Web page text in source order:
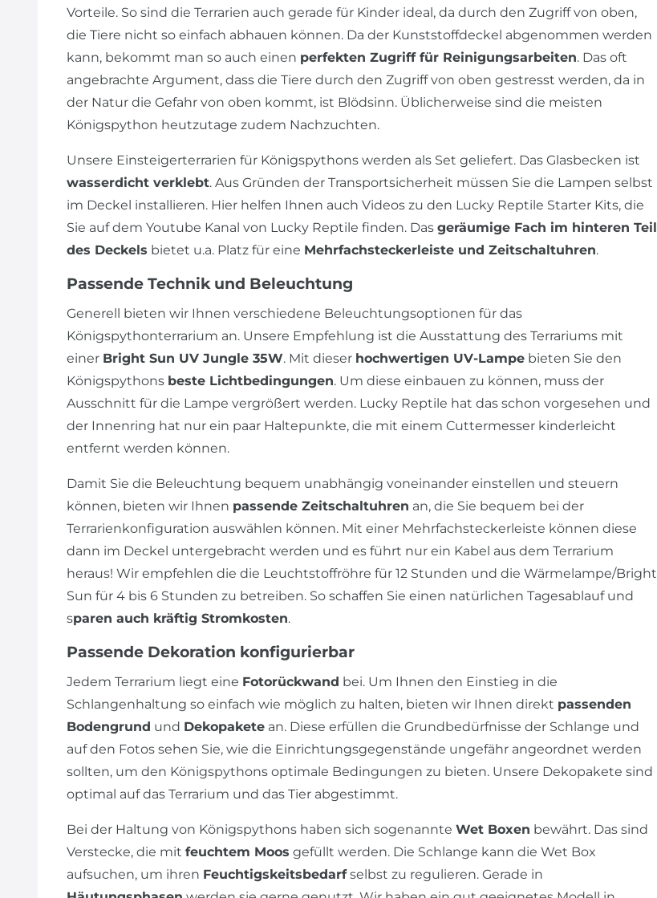
Vorteile. So sind die Terrarien auch gerade für Kinder ideal, da durch den Zugriff von oben,
die Tiere nicht so einfach abhauen können. Da der Kunststoffdeckel abgenommen werden
kann, bekommt man so auch einen perfekten Zugriff für Reinigungsarbeiten. Das oft
angebrachte Argument, dass die Tiere durch den Zugriff von oben gestresst werden, da in
der Natur die Gefahr von oben kommt, ist Blödsinn. Üblicherweise sind die meisten
Königspython heutzutage zudem Nachzuchten.
Unsere Einsteigerterrarien für Königspythons werden als Set geliefert. Das Glasbecken ist
wasserdicht verklebt. Aus Gründen der Transportsicherheit müssen Sie die Lampen selbst
im Deckel installieren. Hier helfen Ihnen auch Videos zu den Lucky Reptile Starter Kits, die
Sie auf dem Youtube Kanal von Lucky Reptile finden. Das geräumige Fach im hinteren Teil
des Deckels bietet u.a. Platz für eine Mehrfachsteckerleiste und Zeitschaltuhren.
Passende Technik und Beleuchtung
Generell bieten wir Ihnen verschiedene Beleuchtungsoptionen für das
Königspythonterrarium an. Unsere Empfehlung ist die Ausstattung des Terrariums mit
einer Bright Sun UV Jungle 35W. Mit dieser hochwertigen UV-Lampe bieten Sie den
Königspythons beste Lichtbedingungen. Um diese einbauen zu können, muss der
Ausschnitt für die Lampe vergrößert werden. Lucky Reptile hat das schon vorgesehen und
der Innenring hat nur ein paar Haltepunkte, die mit einem Cuttermesser kinderleicht
entfernt werden können.
Damit Sie die Beleuchtung bequem unabhängig voneinander einstellen und steuern
können, bieten wir Ihnen passende Zeitschaltuhren an, die Sie bequem bei der
Terrarienkonfiguration auswählen können. Mit einer Mehrfachsteckerleiste können diese
dann im Deckel untergebracht werden und es führt nur ein Kabel aus dem Terrarium
heraus! Wir empfehlen die die Leuchtstoffröhre für 12 Stunden und die Wärmelampe/Bright
Sun für 4 bis 6 Stunden zu betreiben. So schaffen Sie einen natürlichen Tagesablauf und
sparen auch kräftig Stromkosten.
Passende Dekoration konfigurierbar
Jedem Terrarium liegt eine Fotorückwand bei. Um Ihnen den Einstieg in die
Schlangenhaltung so einfach wie möglich zu halten, bieten wir Ihnen direkt passenden
Bodengrund und Dekopakete an. Diese erfüllen die Grundbedürfnisse der Schlange und
auf den Fotos sehen Sie, wie die Einrichtungsgegenstände ungefähr angeordnet werden
sollten, um den Königspythons optimale Bedingungen zu bieten. Unsere Dekopakete sind
optimal auf das Terrarium und das Tier abgestimmt.
Bei der Haltung von Königspythons haben sich sogenannte Wet Boxen bewährt. Das sind
Verstecke, die mit feuchtem Moos gefüllt werden. Die Schlange kann die Wet Box
aufsuchen, um ihren Feuchtigskeitsbedarfselbst zu regulieren. Gerade in